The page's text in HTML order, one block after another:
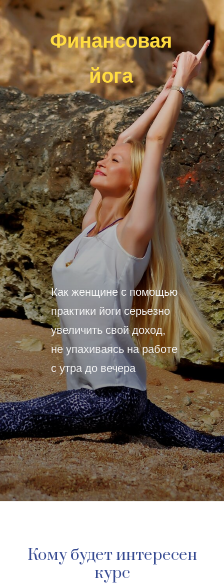
Как женщине с помощью
практики йоги серьезно
увеличить свой доход,
не упахиваясь на работе
с утра до вечера
Финансовая
йога
Кому будет интересен
курс